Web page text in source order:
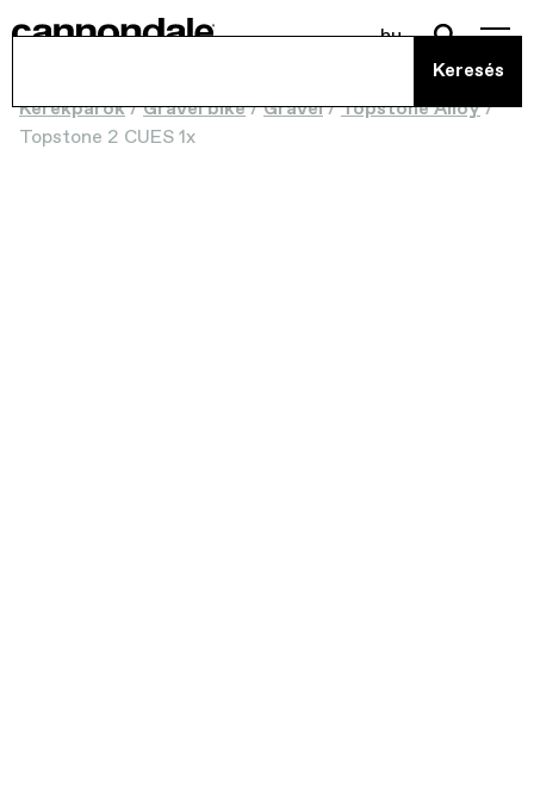
hu
Kerékpárok/Gravel bike/Gravel/Topstone Alloy/
Topstone 2 CUES 1x